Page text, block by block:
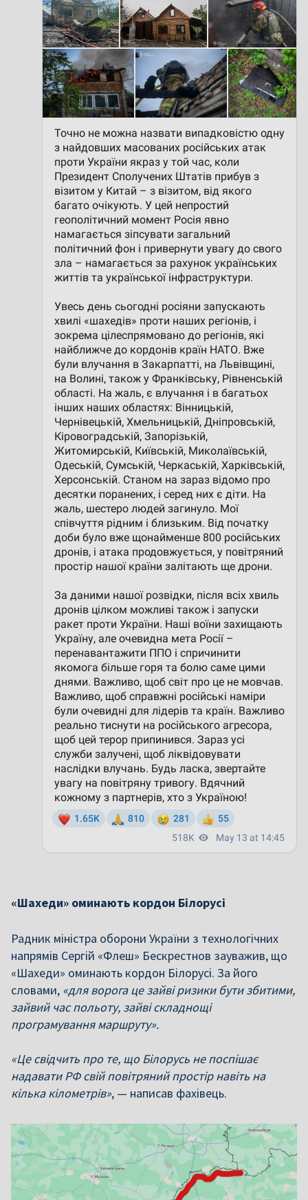
«Шахеди» оминають кордон Білорусі
Радник міністра оборони України з технологічних
напрямів Сергій «Флеш» Бескрестнов зауважив, що
«Шахеди» оминають кордон Білорусі. За його
словами, «для ворога це зайві ризики бути збитими,
зайвий час польоту, зайві складнощі
програмування маршруту».
«Це свідчить про те, що Білорусь не поспішає
надавати РФ свій повітряний простір навіть на
кілька кілометрів», — написав фахівець.